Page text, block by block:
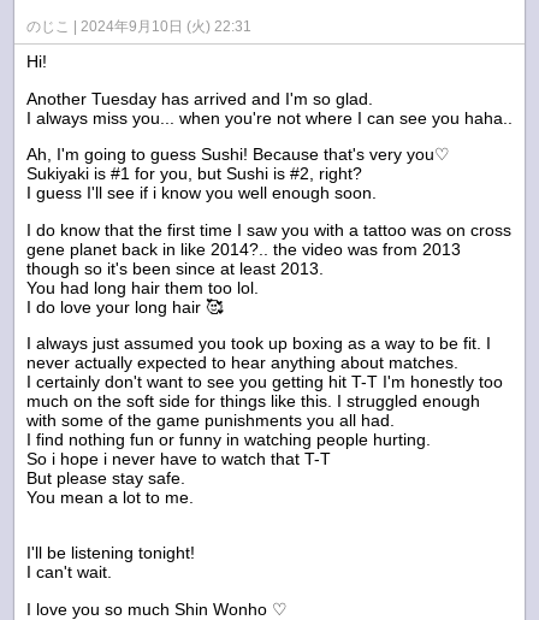
のじこ 2024年9月10日 (火) 22:31
Hi!
Another Tuesday has arrived and I'm so glad.
I always miss you... when you're not where I can see you haha..
Ah, I'm going to guess Sushi! Because that's very you♡
Sukiyaki is #1 for you, but Sushi is #2, right?
I guess I'll see if i know you well enough soon.
I do know that the first time I saw you with a tattoo was on cross
gene planet back in like 2014?.. the video was from 2013
though so it's been since at least 2013.
You had long hair them too lol.
I do love your long hair 🥰
I always just assumed you took up boxing as a way to be fit. I
never actually expected to hear anything about matches.
I certainly don't want to see you getting hit T-T I'm honestly too
much on the soft side for things like this. I struggled enough
with some of the game punishments you all had.
I find nothing fun or funny in watching people hurting.
So i hope i never have to watch that T-T
But please stay safe.
You mean a lot to me.
I'll be listening tonight!
I can't wait.
I love you so much Shin Wonho ♡